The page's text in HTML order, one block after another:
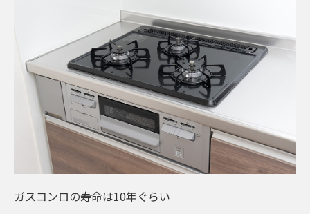
ガスコンロの寿命は10年ぐらい